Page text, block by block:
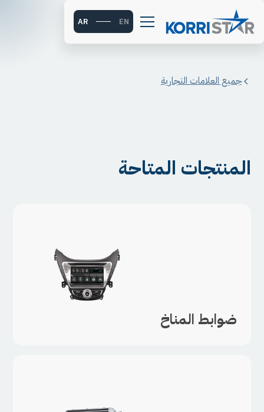
EN
AR
جميع العلامات التجارية
المنتجات المتاحة
ضوابط المناخ